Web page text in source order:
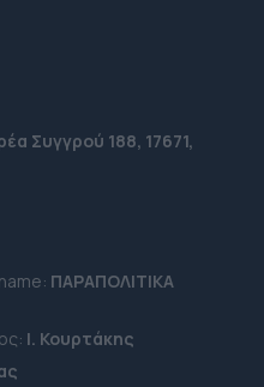
Συγγρού 188, 17671,
ΠΑΡΑΠΟΛΙΤΙΚΑ
Ι. Κουρτάκης